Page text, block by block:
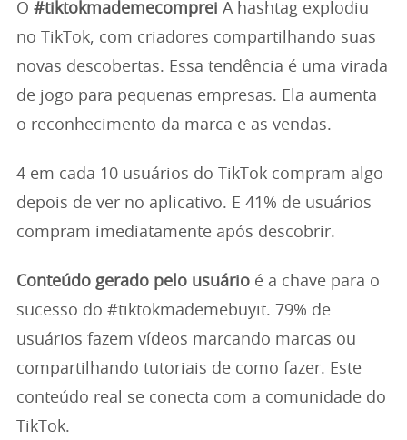
O #tiktokmademecomprei A hashtag explodiu
no TikTok, com criadores compartilhando suas
novas descobertas. Essa tendência é uma virada
de jogo para pequenas empresas. Ela aumenta
o reconhecimento da marca e as vendas.
4 em cada 10 usuários do TikTok compram algo
depois de ver no aplicativo. E 41% de usuários
compram imediatamente após descobrir.
Conteúdo gerado pelo usuário é a chave para o
sucesso do #tiktokmademebuyit. 79% de
usuários fazem vídeos marcando marcas ou
compartilhando tutoriais de como fazer. Este
conteúdo real se conecta com a comunidade do
TikTok.